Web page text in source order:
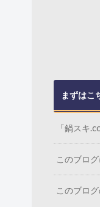
まずはこ
「鍋スキ
このブロ
このブロ